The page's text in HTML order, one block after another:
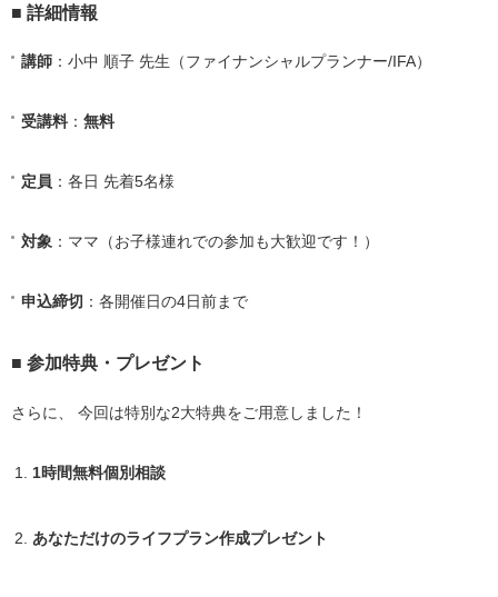
■ 詳細情報
講師 ：小中 順子 先生（ファイナンシャルプランナー/IFA）
受講料 ： 無料
定員 ：各日 先着5名様
対象 ：ママ（お子様連れでの参加も大歓迎です！）
申込締切 ：各開催日の4日前まで
■ 参加特典・プレゼント
さらに、 今回は特別な2大特典をご用意しました！
1時間無料個別相談
あなただけのライフプラン作成プレゼント